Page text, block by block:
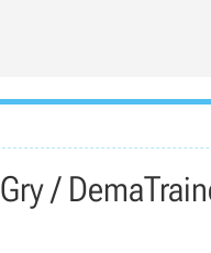
Gry / Dema